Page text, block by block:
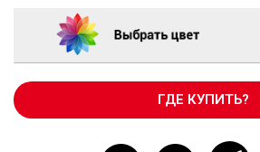
ГДЕ КУПИТЬ?